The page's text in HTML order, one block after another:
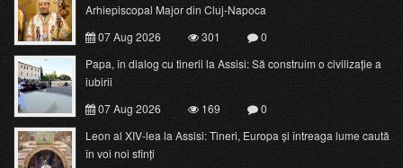
Arhiepiscopal Major din Cluj-Napoca
07 Aug 2026
301
0
Papa, în dialog cu tinerii la Assisi: Să construim o civilizație a
iubirii
07 Aug 2026
169
0
Leon al XIV-lea la Assisi: Tineri, Europa și întreaga lume caută
în voi noi sfinți